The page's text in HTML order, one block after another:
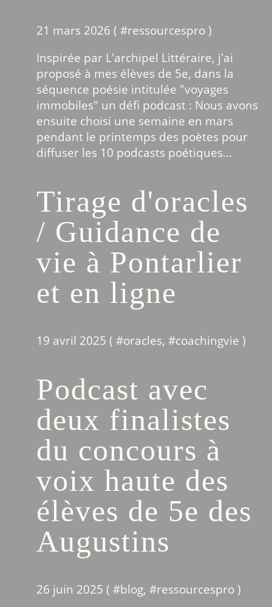
21 mars 2026 ( #ressourcespro )
Inspirée par L'archipel Littéraire, j'ai
proposé à mes élèves de 5e, dans la
séquence poésie intitulée "voyages
immobiles" un défi podcast : Nous avons
ensuite choisi une semaine en mars
pendant le printemps des poètes pour
diffuser les 10 podcasts poétiques...
Tirage d'oracles
/ Guidance de
vie à Pontarlier
et en ligne
19 avril 2025 ( #oracles, #coachingvie )
Podcast avec
deux finalistes
du concours à
voix haute des
élèves de 5e des
Augustins
26 juin 2025 ( #blog, #ressourcespro )